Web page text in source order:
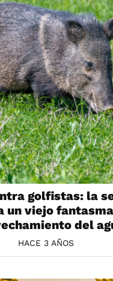
golfistas: la
un viejo
del
HACE 3 AÑOS